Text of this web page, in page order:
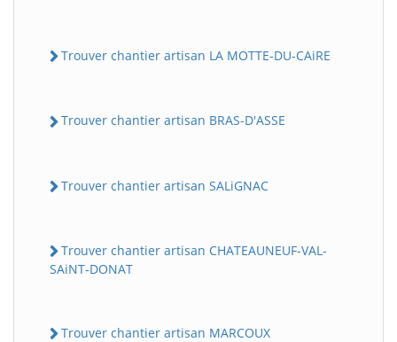
Trouver chantier artisan LA MOTTE-DU-CAiRE
Trouver chantier artisan BRAS-D'ASSE
Trouver chantier artisan SALiGNAC
Trouver chantier artisan CHATEAUNEUF-VAL-
SAiNT-DONAT
Trouver chantier artisan MARCOUX